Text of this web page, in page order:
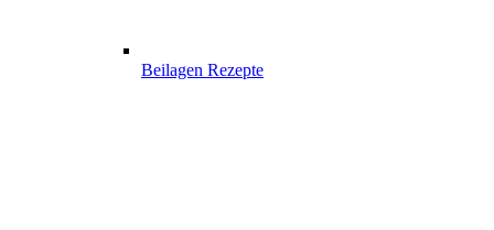
Beilagen Rezepte